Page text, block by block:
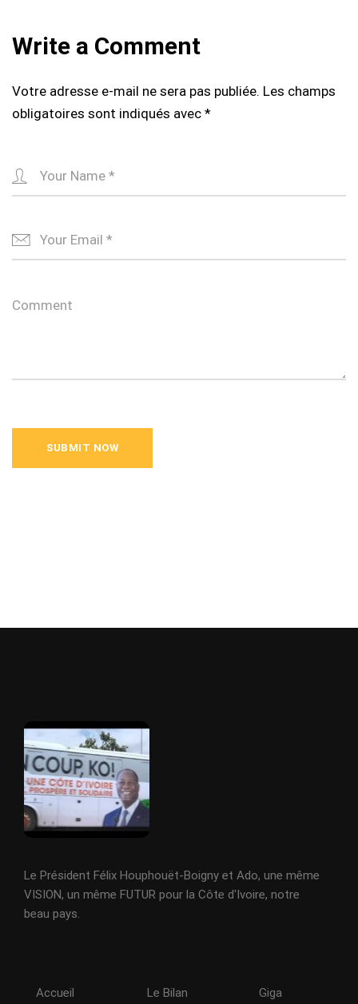
Write a Comment
Votre adresse e-mail ne sera pas publiée. Les champs
obligatoires sont indiqués avec *
Le Président Félix Houphouët-Boigny et Ado, une même
VISION, un même FUTUR pour la Côte d'Ivoire, notre
beau pays.
Accueil
Le Bilan
Giga